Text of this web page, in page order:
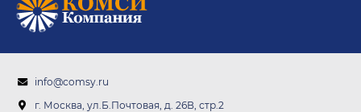
info@comsy.ru
г. Москва, ул.Б.Почтовая, д. 26В, стр.2